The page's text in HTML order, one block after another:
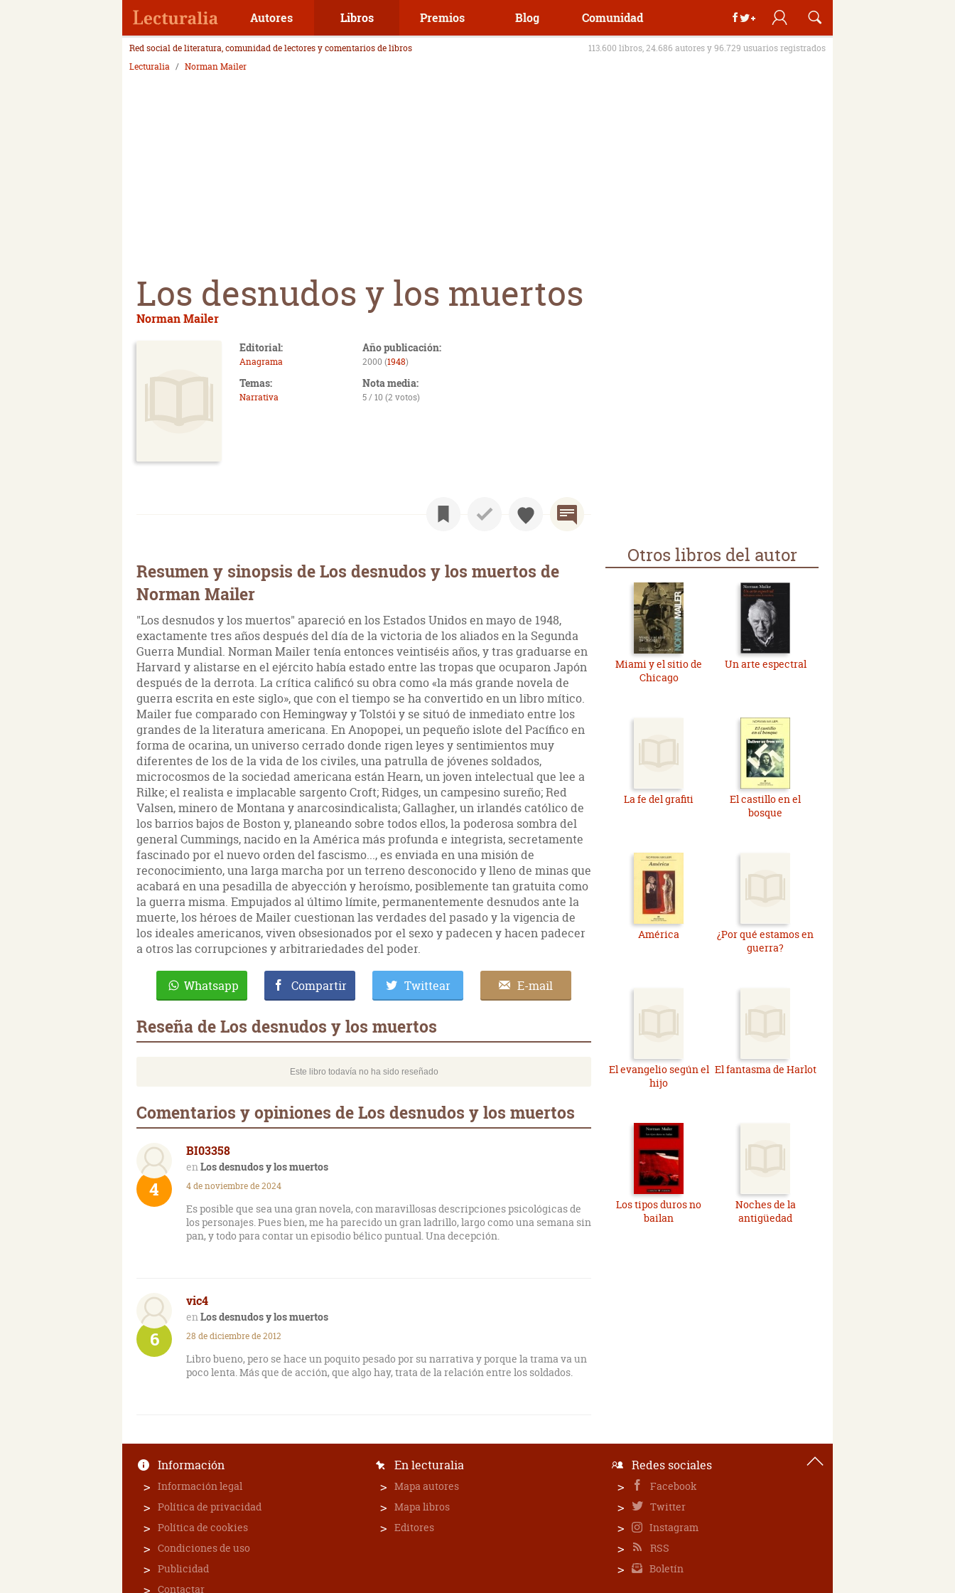
Autores Libros Premios Blog Comunidad
Red social de literatura, comunidad de lectores y comentarios de libros
113.600 libros, 24.686 autores y 96.729 usuarios registrados
Lecturalia
Norman Mailer
Los desnudos y los muertos
Norman Mailer
Editorial:
Anagrama
Año publicación:
2000 (1948)
Temas:
Narrativa
Nota media:
5 / 10 (2 votos)
Resumen y sinopsis de Los desnudos y los muertos de
Norman Mailer
"Los desnudos y los muertos" apareció en los Estados Unidos en mayo de 1948,
exactamente tres años después del día de la victoria de los aliados en la Segunda
Guerra Mundial. Norman Mailer tenía entonces veintiséis años, y tras graduarse en
Harvard y alistarse en el ejército había estado entre las tropas que ocuparon Japón
después de la derrota. La crítica calificó su obra como «la más grande novela de
guerra escrita en este siglo», que con el tiempo se ha convertido en un libro mítico.
Mailer fue comparado con Hemingway y Tolstói y se situó de inmediato entre los
grandes de la literatura americana. En Anopopei, un pequeño islote del Pacífico en
forma de ocarina, un universo cerrado donde rigen leyes y sentimientos muy
diferentes de los de la vida de los civiles, una patrulla de jóvenes soldados,
microcosmos de la sociedad americana están Hearn, un joven intelectual que lee a
Rilke; el realista e implacable sargento Croft; Ridges, un campesino sureño; Red
Valsen, minero de Montana y anarcosindicalista; Gallagher, un irlandés católico de
los barrios bajos de Boston y, planeando sobre todos ellos, la poderosa sombra del
general Cummings, nacido en la América más profunda e integrista, secretamente
fascinado por el nuevo orden del fascismo..., es enviada en una misión de
reconocimiento, una larga marcha por un terreno desconocido y lleno de minas que
acabará en una pesadilla de abyección y heroísmo, posiblemente tan gratuita como
la guerra misma. Empujados al último límite, permanentemente desnudos ante la
muerte, los héroes de Mailer cuestionan las verdades del pasado y la vigencia de
los ideales americanos, viven obsesionados por el sexo y padecen y hacen padecer
a otros las corrupciones y arbitrariedades del poder.
Whatsapp Compartir Twittear E-mail
Reseña de Los desnudos y los muertos
Este libro todavía no ha sido reseñado
Comentarios y opiniones de Los desnudos y los muertos
BI03358
Los desnudos y los muertos
4 4 de noviembre de 2024
Es posible que sea una gran novela, con maravillosas descripciones psicológicas de
los personajes. Pues bien, me ha parecido un gran ladrillo, largo como una semana sin
pan, y todo para contar un episodio bélico puntual. Una decepción.
vic4
Los desnudos y los muertos
6 28 de diciembre de 2012
Libro bueno, pero se hace un poquito pesado por su narrativa y porque la trama va un
poco lenta. Más que de acción, que algo hay, trata de la relación entre los soldados.
Otros libros del autor
Miami y el sitio de
Chicago
Un arte espectral
La fe del grafiti
El castillo en el
bosque
América
¿Por qué estamos en
guerra?
El evangelio según el
hijo
El fantasma de Harlot
Los tipos duros no
bailan
Noches de la
antigüedad
Información
Información legal
Política de privacidad
Política de cookies
Condiciones de uso
Publicidad
Contactar
En lecturalia
Mapa autores
Mapa libros
Editores
Redes sociales
Facebook
Twitter
Instagram
RSS
Boletín